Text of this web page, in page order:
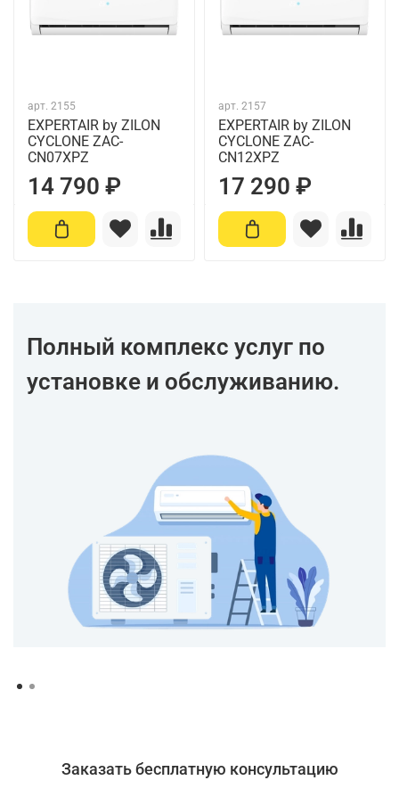
арт. 2155
EXPERTAIR by ZILON
CYCLONE ZAC-
CN07XPZ
14 790 ₽
арт. 2157
EXPERTAIR by ZILON
CYCLONE ZAC-
CN12XPZ
17 290 ₽
Полный комплекс услуг по
установке и обслуживанию.
Заказать бесплатную консультацию